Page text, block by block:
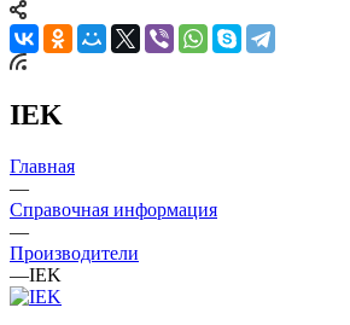
IEK
Главная
—
Справочная информация
—
Производители
—IEK